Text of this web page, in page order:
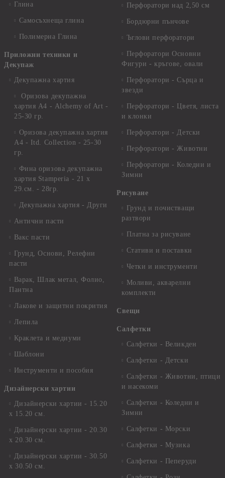
Глина
Самосъхнеща глина
Полимерна Глина
Приложни техники и
Декупаж
Декупажна хартия
Оризова декупажна
хартия А4 - Alchemy of Art -
25-30 гр.
Оризова декупажна хартия
А4 - Itd. Collection - 25-30
гр.
Фина оризова декупажна
хартия Stamperia - 21 х
29.см. - 28гр.
Декупажна хартия - Други
Антични пасти
Вакс пасти
Грунд, Основи, Релефни
пасти
Варак, Шлак метал, Фолио,
Пантна
Лакове и защитни покрития
Лепила
Краклета и медиуми
Шаблони
Инструменти и пособия
Дизайнерски хартии
Дизайнерски хартии - 15.20
х 15.20 см.
Дизайнерски хартии - 20.30
х 20.30 см.
Дизайнерски хартии - 30.50
х 30.50 см.
Перфоратори над 2,50 см
Бордюрни пънчове
Ъглови перфоратори
Перфоратори Основни
Фигури - кръгове, овали
Перфоратори - Сърца и
звезди
Перфоратори - Цветя, листа
и клонки
Перфоратори - Детски
Перфоратори - Животни
Перфоратори - Коледни и
Зимни
Рисуване
Грунд и почистващи
разтвори
Платна за рисуване
Стативи и поставки
Четки и инструменти
Моливи, акварелни
комплекти
Свещи
Салфетки
Салфетки - Великден
Салфетки - Детски
Салфетки - Животни, птици
и насекоми
Салфетки - Коледни и
Зимни
Салфетки - Морски
Салфетки - Музика
Салфетки - Пеперуди